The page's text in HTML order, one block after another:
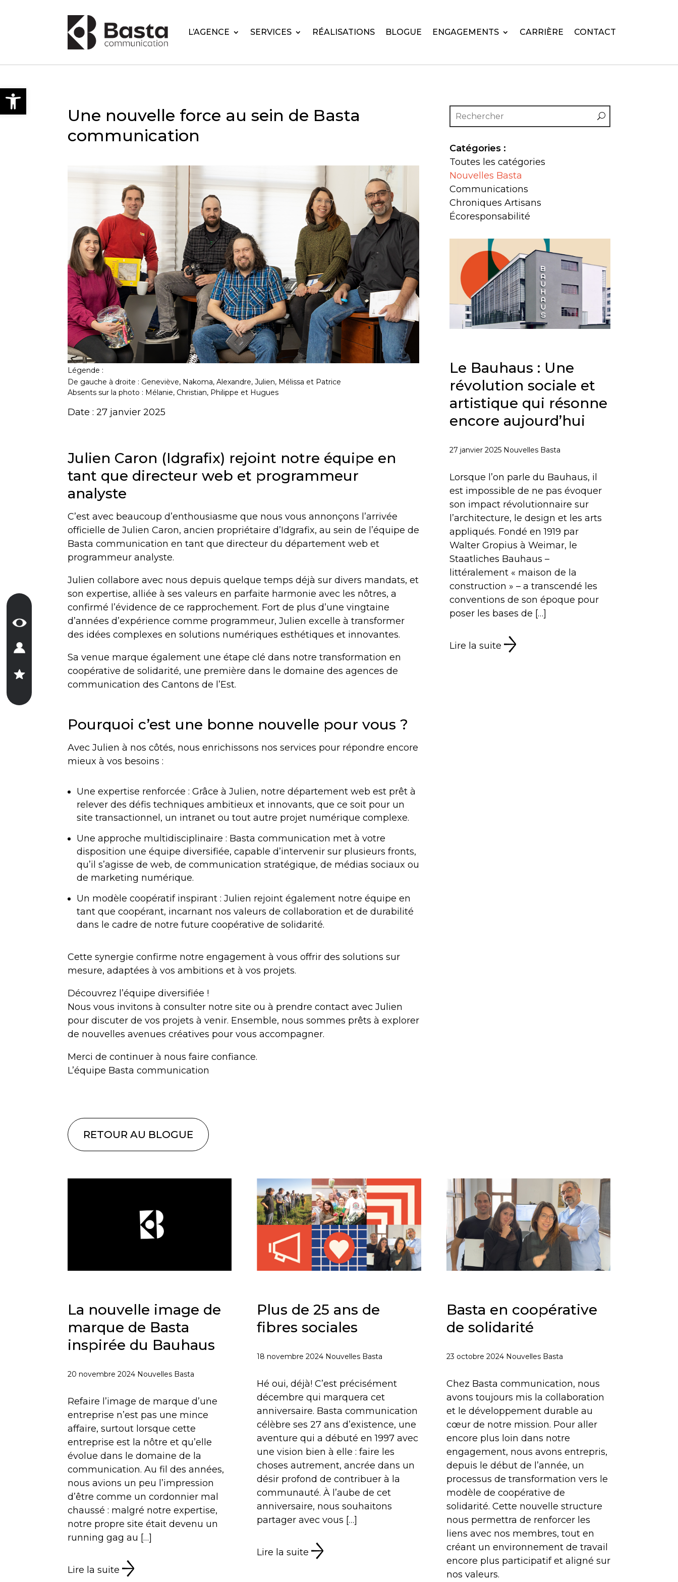
Open toolbar
L’AGENCE SERVICES RÉALISATIONS BLOGUE ENGAGEMENTS CARRIÈRE CONTACT
Une nouvelle force au sein de Basta
communication
Légende :
De gauche à droite : Geneviève, Nakoma, Alexandre, Julien, Mélissa et Patrice
Absents sur la photo : Mélanie, Christian, Philippe et Hugues
Date : 27 janvier 2025
Julien Caron (Idgrafix) rejoint notre équipe en
tant que directeur web et programmeur
analyste
C’est avec beaucoup d’enthousiasme que nous vous annonçons l’arrivée
officielle de Julien Caron, ancien propriétaire d’Idgrafix, au sein de l’équipe de
Basta communication en tant que directeur du département web et
programmeur analyste.
Julien collabore avec nous depuis quelque temps déjà sur divers mandats, et
son expertise, alliée à ses valeurs en parfaite harmonie avec les nôtres, a
confirmé l’évidence de ce rapprochement. Fort de plus d’une vingtaine
d’années d’expérience comme programmeur, Julien excelle à transformer
des idées complexes en solutions numériques esthétiques et innovantes.
Sa venue marque également une étape clé dans notre transformation en
coopérative de solidarité, une première dans le domaine des agences de
communication des Cantons de l’Est.
Pourquoi c’est une bonne nouvelle pour vous ?
Avec Julien à nos côtés, nous enrichissons nos services pour répondre encore
mieux à vos besoins :
Une expertise renforcée : Grâce à Julien, notre département web est prêt à
relever des défis techniques ambitieux et innovants, que ce soit pour un
site transactionnel, un intranet ou tout autre projet numérique complexe.
Une approche multidisciplinaire : Basta communication met à votre
disposition une équipe diversifiée, capable d’intervenir sur plusieurs fronts,
qu’il s’agisse de web, de communication stratégique, de médias sociaux ou
de marketing numérique.
Un modèle coopératif inspirant : Julien rejoint également notre équipe en
tant que coopérant, incarnant nos valeurs de collaboration et de durabilité
dans le cadre de notre future coopérative de solidarité.
Cette synergie confirme notre engagement à vous offrir des solutions sur
mesure, adaptées à vos ambitions et à vos projets.
Découvrez l’équipe diversifiée !
Nous vous invitons à consulter notre site ou à prendre contact avec Julien
pour discuter de vos projets à venir. Ensemble, nous sommes prêts à explorer
de nouvelles avenues créatives pour vous accompagner.
Merci de continuer à nous faire confiance.
L’équipe Basta communication
Catégories :
Toutes les catégories
Nouvelles Basta
Communications
Chroniques Artisans
Écoresponsabilité
Le Bauhaus : Une
révolution sociale et
artistique qui résonne
encore aujourd’hui
27 janvier 2025 Nouvelles Basta
Lorsque l’on parle du Bauhaus, il
est impossible de ne pas évoquer
son impact révolutionnaire sur
l’architecture, le design et les arts
appliqués. Fondé en 1919 par
Walter Gropius à Weimar, le
Staatliches Bauhaus –
littéralement « maison de la
construction » – a transcendé les
conventions de son époque pour
poser les bases de […]
Lire la suite
RETOUR AU BLOGUE
La nouvelle image de
marque de Basta
inspirée du Bauhaus
20 novembre 2024 Nouvelles Basta
Refaire l’image de marque d’une
entreprise n’est pas une mince
affaire, surtout lorsque cette
entreprise est la nôtre et qu’elle
évolue dans le domaine de la
communication. Au fil des années,
nous avions un peu l’impression
d’être comme un cordonnier mal
chaussé : malgré notre expertise,
notre propre site était devenu un
running gag au […]
Lire la suite
Plus de 25 ans de
fibres sociales
18 novembre 2024 Nouvelles Basta
Hé oui, déjà! C’est précisément
décembre qui marquera cet
anniversaire. Basta communication
célèbre ses 27 ans d’existence, une
aventure qui a débuté en 1997 avec
une vision bien à elle : faire les
choses autrement, ancrée dans un
désir profond de contribuer à la
communauté. À l’aube de cet
anniversaire, nous souhaitons
partager avec vous […]
Lire la suite
Basta en coopérative
de solidarité
23 octobre 2024 Nouvelles Basta
Chez Basta communication, nous
avons toujours mis la collaboration
et le développement durable au
cœur de notre mission. Pour aller
encore plus loin dans notre
engagement, nous avons entrepris,
depuis le début de l’année, un
processus de transformation vers le
modèle de coopérative de
solidarité. Cette nouvelle structure
nous permettra de renforcer les
liens avec nos membres, tout en
créant un environnement de travail
encore plus participatif et aligné sur
nos valeurs.